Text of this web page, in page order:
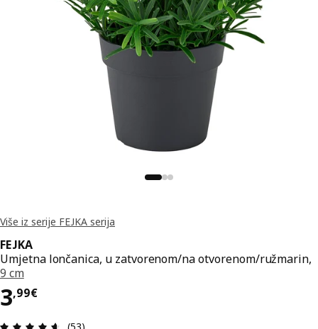
Više iz serije FEJKA serija
FEJKA
Umjetna lončanica, u zatvorenom/na otvorenom/ružmarin,
9 cm
3,99€
Cijena 3,99€
Ocjena i recenzija: 4.6 od 5 zvjezdica. Ukupno